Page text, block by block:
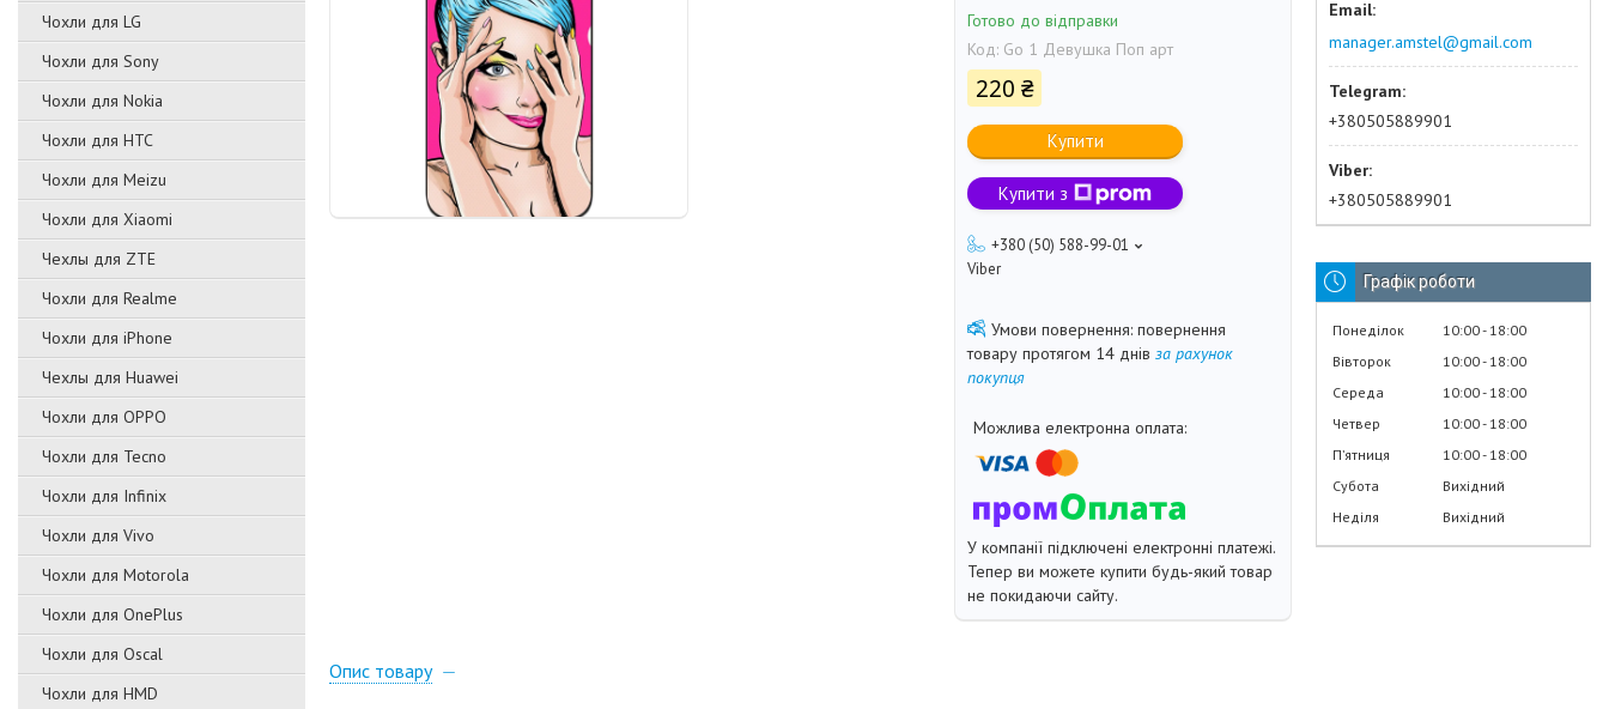
Чохли для LG
Чохли для Sony
Чохли для Nokia
Чохли для HTC
Чохли для Meizu
Чохли для Xiaomi
Чехлы для ZTE
Чохли для Realme
Чохли для iPhone
Чехлы для Huawei
Чохли для OPPO
Чохли для Tecno
Чохли для Infinix
Чохли для Vivo
Чохли для Motorola
Чохли для OnePlus
Чохли для Oscal
Чохли для HMD
Готово до відправки
Код: Go 1 Девушка Поп арт
220 ₴
Купити
Купити з
+380 (50) 588-99-01
Viber
повернення
товару протягом 14 днів за рахунок
покупця
У компанії підключені електронні платежі.
Тепер ви можете купити будь-який товар
не покидаючи сайту.
Опис товару
manager.amstel@gmail.com
+380505889901
+380505889901
Графік роботи
Понеділок 10:00 18:00
Вівторок
10:00 18:00
Середа
10:00 18:00
Четвер
10:00 18:00
Пʼятниця
10:00 18:00
Субота
Вихідний
Неділя
Вихідний